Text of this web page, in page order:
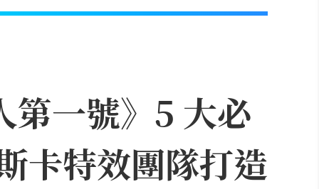
一號》5 大必
卡特效團隊打造